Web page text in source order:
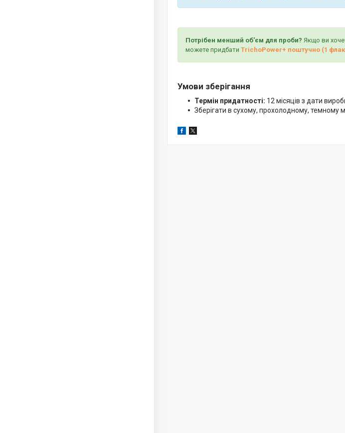
Потрібен менший об'єм для проби? Якщо ви
можете придбати TrichoPower+ поштучно (1
Умови зберігання
Термін придатності: 12 місяців з дати
Зберігати в сухому, прохолодному, темному